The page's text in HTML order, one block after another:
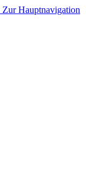
Zur Hauptnavigation